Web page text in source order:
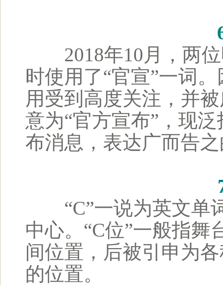
2018年10月，两位
时使用了“官宣”一词
用受到高度关注，并
意为“官方宣布”，现
布消息，表达广而告
“C”一说为英文单词
中心。“C位”一般指舞
间位置，后被引申为
的位置。